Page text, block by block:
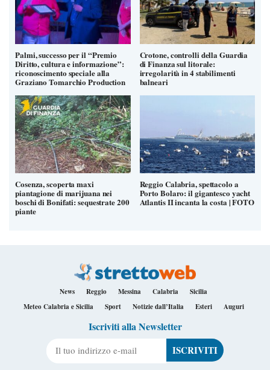
Palmi, successo per il “Premio
Diritto, cultura e informazione”:
riconoscimento speciale alla
Graziano Tomarchio Production
Crotone, controlli della Guardia
di Finanza sul litorale:
irregolarità in 4 stabilimenti
balneari
Cosenza, scoperta maxi
piantagione di marijuana nei
boschi di Bonifati: sequestrate 200
piante
Reggio Calabria, spettacolo a
Porto Bolaro: il gigantesco yacht
Atlantis II incanta la costa | FOTO
News Reggio Messina Calabria
Sicilia
Meteo Calabria e Sicilia
Sport Notizie dall’Italia Esteri Auguri
Iscriviti alla Newsletter